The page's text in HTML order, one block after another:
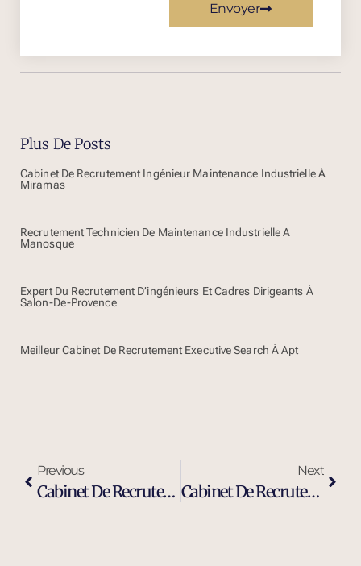
Envoyer
Plus De Posts
Cabinet De Recrutement Ingénieur Maintenance Industrielle À
Miramas
Recrutement Technicien De Maintenance Industrielle À
Manosque
Expert Du Recrutement D’ingénieurs Et Cadres Dirigeants À
Salon-De-Provence
Meilleur Cabinet De Recrutement Executive Search À Apt
Previous
Cabinet De Recrutement Et De Sourcing À Gardanne
Next
Cabinet De Recrutement Et Chasseurs De Têtes À Gardanne